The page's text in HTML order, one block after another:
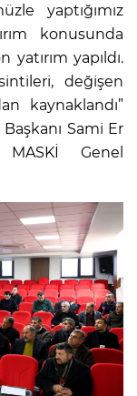
yaptığımız
konusunda
yapıldı.
değişen
kaynaklandı”
Sami Er
Genel